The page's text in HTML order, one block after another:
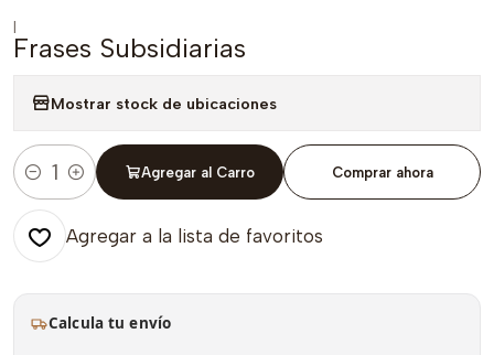
|
Frases Subsidiarias
Mostrar stock de ubicaciones
Cantidad
Agregar al Carro Comprar ahora
Agregar a la lista de favoritos
Calcula tu envío